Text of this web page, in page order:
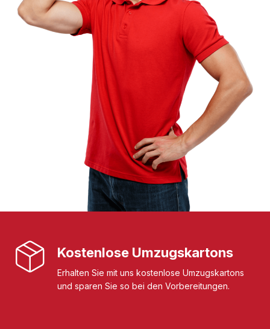
Kostenlose Umzugskartons
Erhalten Sie mit uns kostenlose Umzugskartons
und sparen Sie so bei den Vorbereitungen.